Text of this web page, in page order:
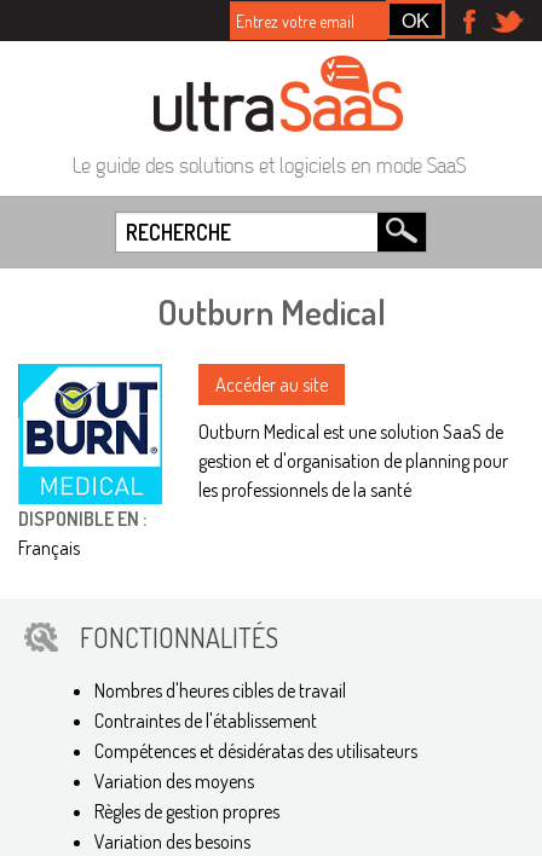
Le guide des solutions et logiciels en mode SaaS
Outburn Medical
Accéder au site
Outburn Medical est une solution SaaS de
gestion et d'organisation de planning pour
les professionnels de la santé
DISPONIBLE EN :
Français
FONCTIONNALITÉS
Nombres d'heures cibles de travail
Contraintes de l'établissement
Compétences et désidératas des utilisateurs
Variation des moyens
Règles de gestion propres
Variation des besoins